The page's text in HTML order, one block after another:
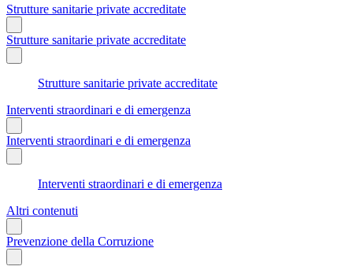
Strutture sanitarie private accreditate
Strutture sanitarie private accreditate
Strutture sanitarie private accreditate
Interventi straordinari e di emergenza
Interventi straordinari e di emergenza
Interventi straordinari e di emergenza
Altri contenuti
Prevenzione della Corruzione